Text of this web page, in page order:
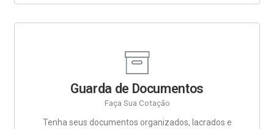
Guarda de Documentos
Faça Sua Cotação
Tenha seus documentos organizados, lacrados e